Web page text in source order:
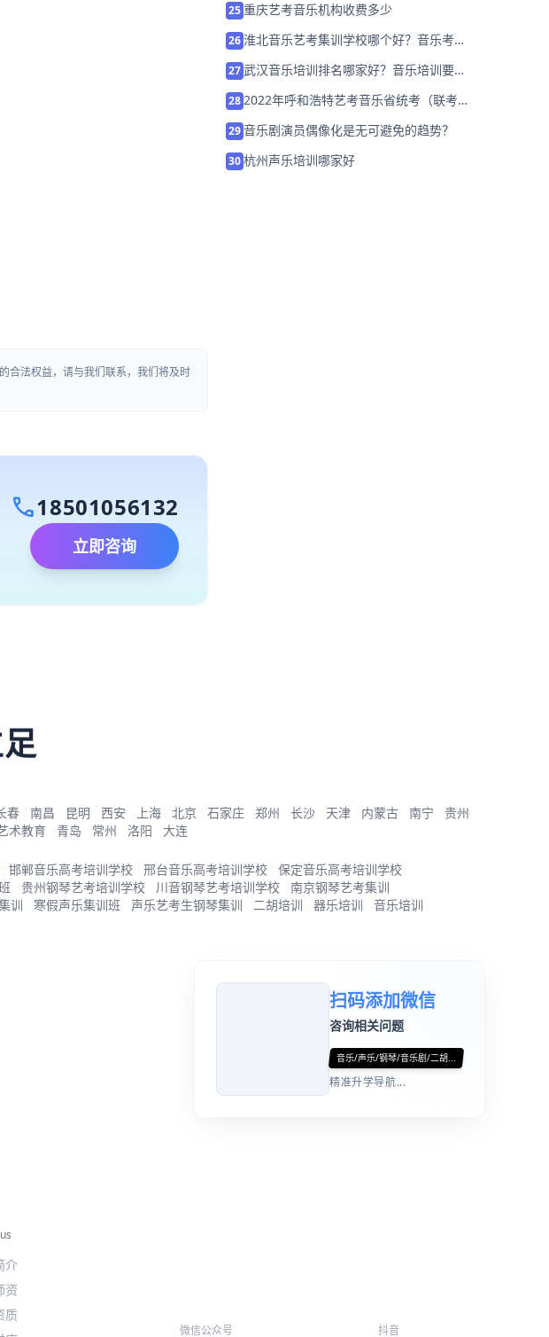
合法权益，请与我们联系，我们将及时
call18501056132
立即咨询
25重庆艺考音乐机构收费多少
26淮北音乐艺考集训学校哪个好？音乐考前
27武汉音乐培训排名哪家好？音乐培训要知
282022年呼和浩特艺考音乐省统考（联考）
29音乐剧演员偶像化是无可避免的趋势？
30杭州声乐培训哪家好
春 南昌 昆明 西安 上海 北京 石家庄 郑州 长沙 天津 内蒙古 南宁
贵州
术教育 青岛 常州 洛阳 大连
邯郸音乐高考培训学校 邢台音乐高考培训学校
保定音乐高考培训学校
贵州钢琴艺考培训学校 川音钢琴艺考培训学校
南京钢琴艺考集训
训 寒假声乐集训班 声乐艺考生钢琴集训 二胡培训 器乐培训
音乐培训
扫码添加微信
咨询相关问题
音乐/声乐/钢琴/音乐剧/二胡...
精准升学导航...
介
资
质
微信公众号 抖音